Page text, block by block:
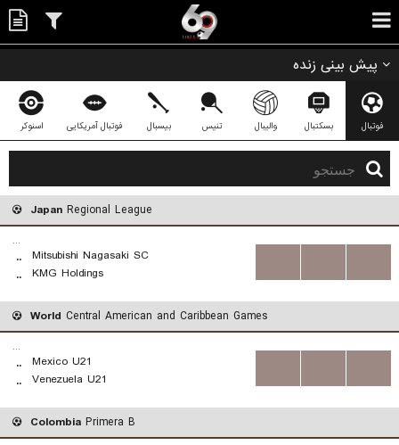
پیش بینی زنده
فوتبال بسکتبال والیبال تنیس بیسبال فوتبال آمریکایی اسنوکر
Japan Regional League
...
..
Mitsubishi Nagasaki SC
..
KMG Holdings
World Central American and Caribbean Games
...
..
Mexico U21
..
Venezuela U21
Colombia Primera B